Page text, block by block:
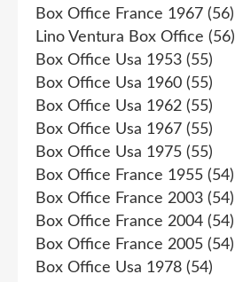
Box Office France 1967 (56)
Lino Ventura Box Office (56)
Box Office Usa 1953 (55)
Box Office Usa 1960 (55)
Box Office Usa 1962 (55)
Box Office Usa 1967 (55)
Box Office Usa 1975 (55)
Box Office France 1955 (54)
Box Office France 2003 (54)
Box Office France 2004 (54)
Box Office France 2005 (54)
Box Office Usa 1978 (54)